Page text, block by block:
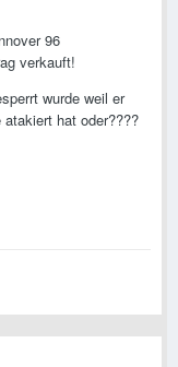
96
verkauft!
wurde weil er
hat oder????